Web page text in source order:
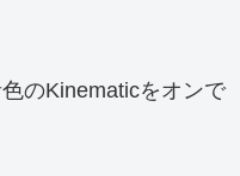
のKinematicをオンで